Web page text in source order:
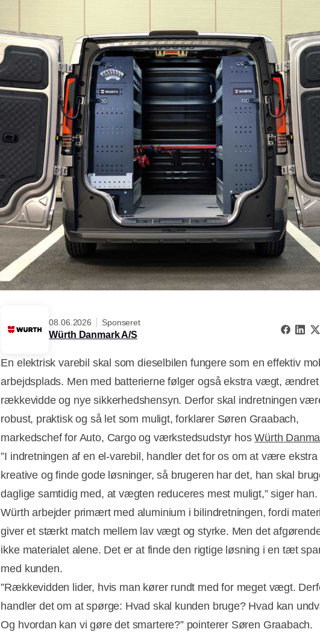
08.06.2026 Sponseret
Würth Danmark A/S
En elektrisk varebil skal som dieselbilen fungere som en effektiv
arbejdsplads. Men med batterierne følger også ekstra vægt, ændret
rækkevidde og nye sikkerhedshensyn. Derfor skal indretningen
robust, praktisk og så let som muligt, forklarer Søren Graabach,
markedschef for Auto, Cargo og værkstedsudstyr hosWürth
”I indretningen af en el-varebil, handler det for os om at være ekstra
kreative og finde gode løsninger, så brugeren har det, han skal
daglige samtidig med, at vægten reduceres mest muligt,” siger han.
Würth arbejder primært med aluminium i bilindretningen, fordi
giver et stærkt match mellem lav vægt og styrke. Men det
ikke materialet alene. Det er at finde den rigtige løsning i en tæt
med kunden.
”Rækkevidden lider, hvis man kører rundt med for meget vægt.
handler det om at spørge: Hvad skal kunden bruge? Hvad kan
Og hvordan kan vi gøre det smartere?” pointerer Søren Graabach.